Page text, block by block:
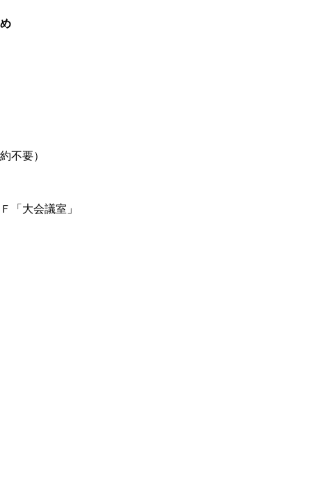
不要）
大会議室」